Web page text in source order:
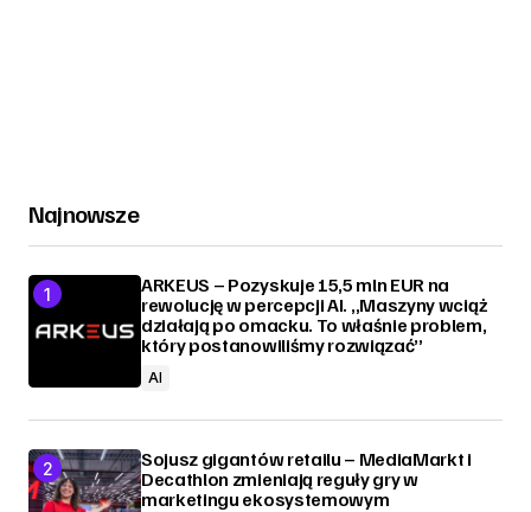
Najnowsze
ARKEUS – Pozyskuje 15,5 mln EUR na
rewolucję w percepcji AI. „Maszyny wciąż
działają po omacku. To właśnie problem,
który postanowiliśmy rozwiązać”
AI
Sojusz gigantów retailu – MediaMarkt i
Decathlon zmieniają reguły gry w
marketingu ekosystemowym